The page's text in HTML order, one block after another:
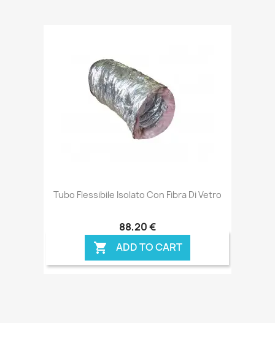
Tubo Flessibile Isolato Con Fibra Di Vetro
88,20 €
 ADD TO CART